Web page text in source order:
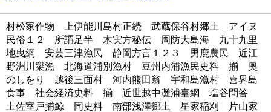
村松家作物 上伊能川島村正続 武蔵保谷村郷土 アイヌ
民俗１２ 所謂足半 木実方秘伝 周防大島海 九十九里
地曳網 安芸三津漁民 静岡方言１２３ 男鹿農民 近江
野洲川簗漁 北海道浦別漁村 豆州内浦漁民史料 揃 奥
のしをり 越後三面村 河内熊田翁 宇和島漁村 喜界島
食事 社会経済史料 揃 近世越中灘浦臺網 塩谷問答
土佐室戸捕鯨 同史料 南部浅澤郷土 星家稲刈 片山家